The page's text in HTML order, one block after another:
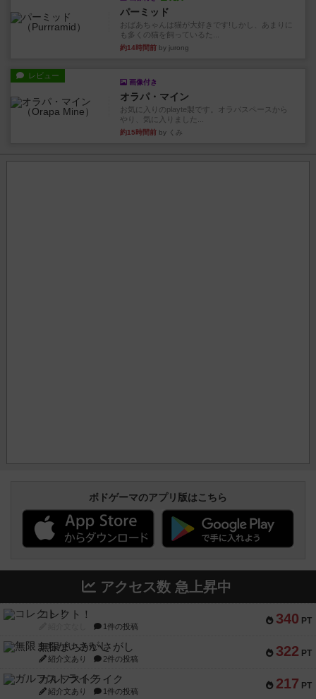
パーミッド
おばあちゃんは猫が大好きです!しかし、あまりに
も多くの猫を飼っているた...
約14時間前 by jurong
レビュー
画像付き
オラパ・マイン
お気に入りのplayte製です。オラパスペースから
やり、気に入りました...
約15時間前 by くみ
ボドゲーマのアプリ版はこちら
アクセス数 急上昇中
340 PT
コレクト！
1件の投稿
322 PT
無限まちがいさがし
紹介文あり 2件の投稿
217 PT
ガルフストライク
紹介文あり 1件の投稿